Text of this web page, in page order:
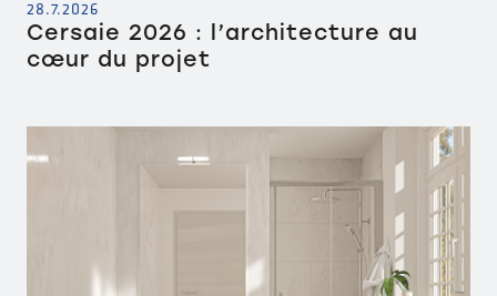
28.7.2026
Cersaie 2026 : l’architecture au
cœur du projet